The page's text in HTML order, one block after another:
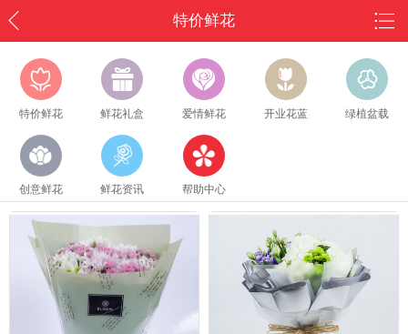
特价鲜花
特价鲜花 鲜花礼盒 爱情鲜花 开业花蓝 绿植盆载
创意鲜花 鲜花资讯 帮助中心